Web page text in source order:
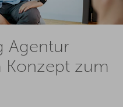
Agentur
Konzept zum